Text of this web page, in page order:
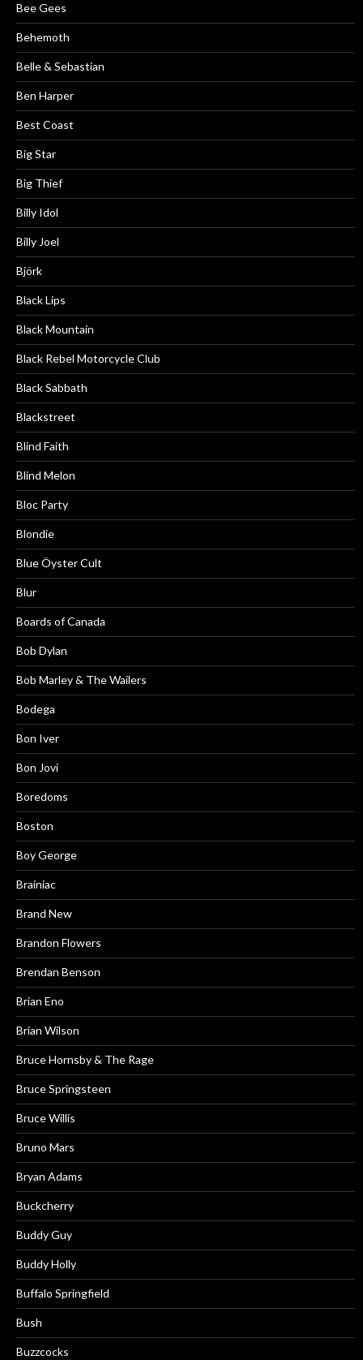
Bee Gees
Behemoth
Belle & Sebastian
Ben Harper
Best Coast
Big Star
Big Thief
Billy Idol
Billy Joel
Björk
Black Lips
Black Mountain
Black Rebel Motorcycle Club
Black Sabbath
Blackstreet
Blind Faith
Blind Melon
Bloc Party
Blondie
Blue Öyster Cult
Blur
Boards of Canada
Bob Dylan
Bob Marley & The Wailers
Bodega
Bon Iver
Bon Jovi
Boredoms
Boston
Boy George
Brainiac
Brand New
Brandon Flowers
Brendan Benson
Brian Eno
Brian Wilson
Bruce Hornsby & The Rage
Bruce Springsteen
Bruce Willis
Bruno Mars
Bryan Adams
Buckcherry
Buddy Guy
Buddy Holly
Buffalo Springfield
Bush
Buzzcocks